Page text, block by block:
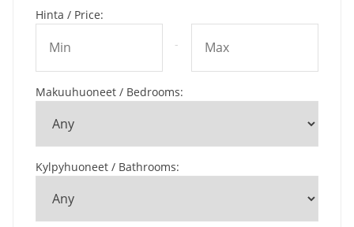
Hinta / Price:
-
Makuuhuoneet / Bedrooms:
Kylpyhuoneet / Bathrooms: